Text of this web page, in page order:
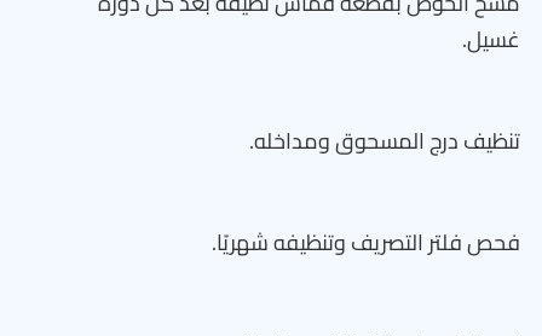
غسيل.
تنظيف درج المسحوق ومداخله.
فحص فلتر التصريف وتنظيفه شهريًا.